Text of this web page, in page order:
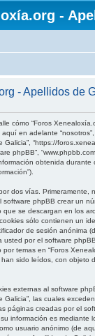
-
- Apellidos de
cómo “Foros
en adelante “nosotros”,
“https://
phpBB”,
obtenida
dos vías. Primeramente,
software phpBB crear un
se descargan en los
sólo contienen un
de sesión anónima
usted por el software
temas en “Foros
sido leídos, con objeto
externas al software
Galicia”, las cuales
páginas creadas por el
información es mediante
usuario anónimo (de